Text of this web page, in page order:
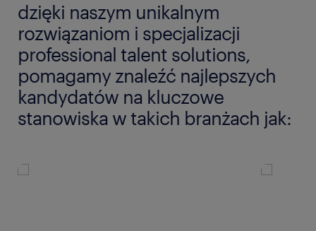
dzięki naszym unikalnym
rozwiązaniom i specjalizacji
professional talent solutions,
pomagamy znaleźć najlepszych
kandydatów na kluczowe
stanowiska w takich branżach jak: